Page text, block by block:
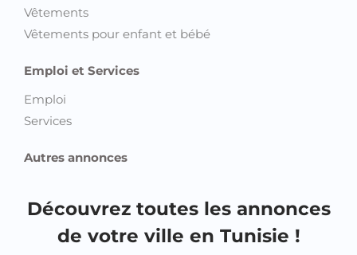
Vêtements
Vêtements pour enfant et bébé
Emploi et Services
Emploi
Services
Autres annonces
Découvrez toutes les annonces
de votre ville en Tunisie !